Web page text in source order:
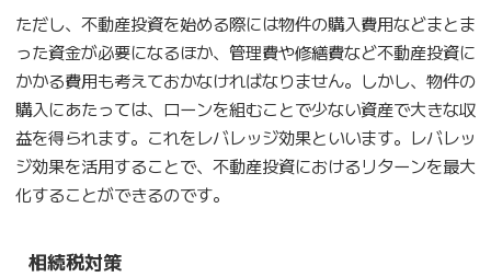
ただし、不動産投資を始める際には物件の購入費用などまとま
った資金が必要になるほか、管理費や修繕費など不動産投資に
かかる費用も考えておかなければなりません。しかし、物件の
購入にあたっては、ローンを組むことで少ない資産で大きな収
益を得られます。これをレバレッジ効果といいます。レバレッ
ジ効果を活用することで、不動産投資におけるリターンを最大
化することができるのです。
相続税対策